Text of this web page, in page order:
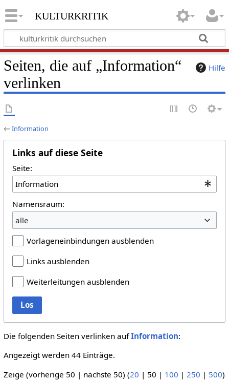
kulturkritik
Hilfe
Seiten, die auf „Information“
verlinken
←Information
Links auf diese Seite
Seite:
Namensraum:
alle
Vorlageneinbindungen ausblenden
Links ausblenden
Weiterleitungen ausblenden
Los
Die folgenden Seiten verlinken aufInformation:
Angezeigt werden 44 Einträge.
Zeige (vorherige 50 | nächste 50) (20 | 50 | 100 | 250 | 500)